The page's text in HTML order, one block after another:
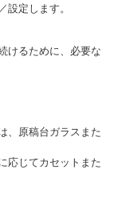
設定します。
けるために、必要な
、原稿台ガラスまた
応じてカセットまた